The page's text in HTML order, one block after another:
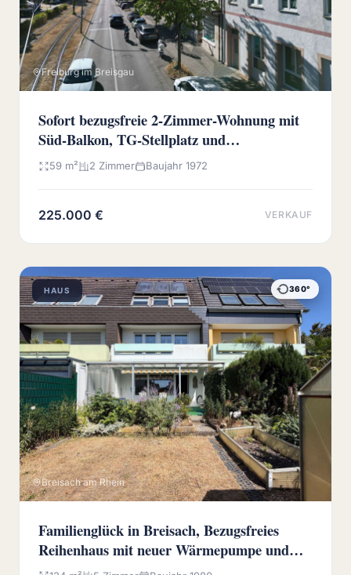
Freiburg im Breisgau
Sofort bezugsfreie 2-Zimmer-Wohnung mit
Süd-Balkon, TG-Stellplatz und
Wochenmarkt vor der Haustür
59 m² 2 Zimmer Baujahr 1972
225.000 € VERKAUF
HAUS 360°
Breisach am Rhein
Familienglück in Breisach, Bezugsfreies
Reihenhaus mit neuer Wärmepumpe und
sonnigem Westgarten